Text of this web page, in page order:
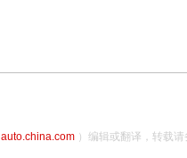
auto.china.com）编辑或翻译，转载请